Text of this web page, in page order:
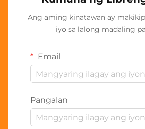
Ang aming kinatawan ay
iyo sa lalong madaling
Email
Pangalan